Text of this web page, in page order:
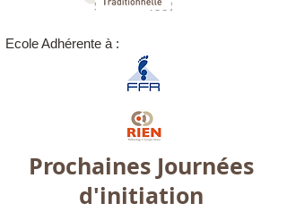
Ecole Adhérente à :
Prochaines Journées
d'initiation